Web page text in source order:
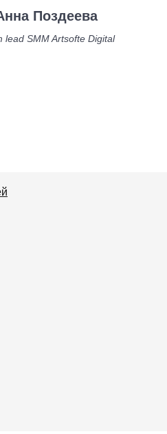
Поздеева
lead SMM Artsofte Digital